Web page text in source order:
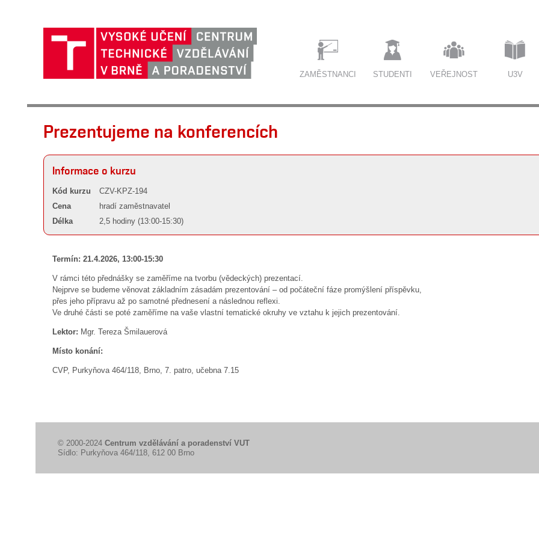
ZAMĚSTNANCI STUDENTI VEŘEJNOST U3V
Prezentujeme na konferencích
Informace o kurzu
Kód kurzu
CZV-KPZ-194
Cena
hradí zaměstnavatel
Délka
2,5 hodiny (13:00-15:30)
Termín: 21.4.2026, 13:00-15:30
V rámci této přednášky se zaměříme na tvorbu (vědeckých) prezentací.
Nejprve se budeme věnovat základním zásadám prezentování – od počáteční fáze promýšlení příspěvku,
přes jeho přípravu až po samotné přednesení a následnou reflexi.
Ve druhé části se poté zaměříme na vaše vlastní tematické okruhy ve vztahu k jejich prezentování.
Lektor: Mgr. Tereza Šmilauerová
Místo konání:
CVP, Purkyňova 464/118, Brno, 7. patro, učebna 7.15
© 2000-2024 Centrum vzdělávání a poradenství VUT
Sídlo: Purkyňova 464/118, 612 00 Brno